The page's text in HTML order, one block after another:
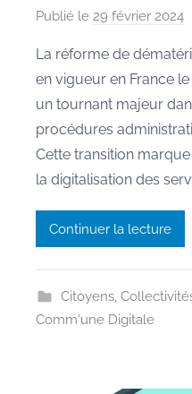
Publié le 29 février 2024
r
a
u
r
a
La réforme de
en vigueur en France
un tournant majeur
procédures
Cette transition
la digitalisation des
Continuer la lecture
Citoyens,
Comm'une Digitale